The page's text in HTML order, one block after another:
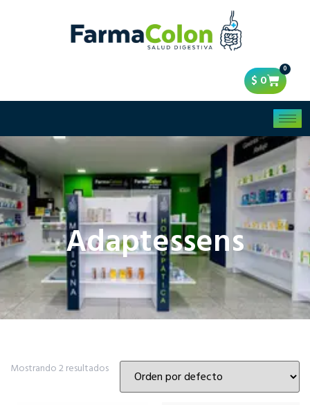
$0
0
Adaptessens
Mostrando 2 resultados